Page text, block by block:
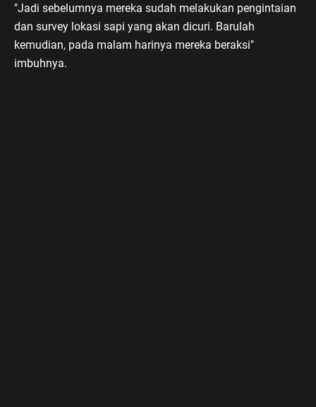
"Jadi sebelumnya mereka sudah melakukan pengintaian
dan survey lokasi sapi yang akan dicuri. Barulah
kemudian, pada malam harinya mereka beraksi"
imbuhnya.